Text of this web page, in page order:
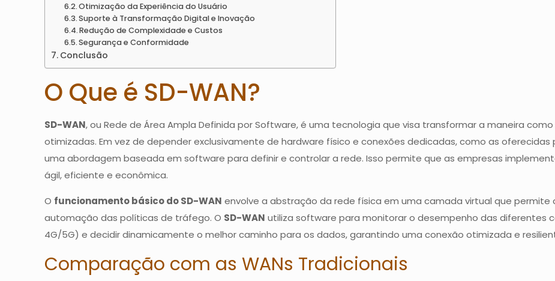
Otimização da Experiência do Usuário
Suporte à Transformação Digital e Inovação
Redução de Complexidade e Custos
Segurança e Conformidade
Conclusão
O Que é SD-WAN?
SD-WAN, ou Rede de Área Ampla Definida por Software, é uma tecnologia que visa transformar a maneira
otimizadas. Em vez de depender exclusivamente de hardware físico e conexões dedicadas, como as oferecidas
uma abordagem baseada em software para definir e controlar a rede. Isso permite que as empresas
ágil, eficiente e econômica.
O funcionamento básico do SD-WAN envolve a abstração da rede física em uma camada virtual que
automação das políticas de tráfego. O SD-WAN utiliza software para monitorar o desempenho das diferentes
4G/5G) e decidir dinamicamente o melhor caminho para os dados, garantindo uma conexão otimizada e
Comparação com as WANs Tradicionais